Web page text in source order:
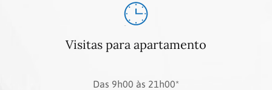
Visitas para apartamento
Das 9h00 às 21h00*